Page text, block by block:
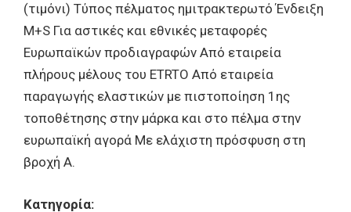
(τιμόνι) Τύπος πέλματος ημιτρακτερωτό Ένδειξη
M+S Για αστικές και εθνικές μεταφορές
Ευρωπαϊκών προδιαγραφών Από εταιρεία
πλήρους μέλους του ETRTO Από εταιρεία
παραγωγής ελαστικών με πιστοποίηση 1ης
τοποθέτησης στην μάρκα και στο πέλμα στην
ευρωπαϊκή αγορά Με ελάχιστη πρόσφυση στη
βροχή Α.
Κατηγορία: